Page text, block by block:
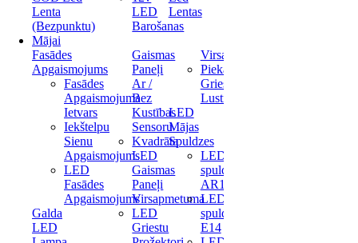
Lenta
(Bezpunktu)
LED
Barošanas
Lentas
Mājai
Fasādes
Apgaismojums
Fasādes
Apgaismojuma
Ietvars
Iekštelpu
Sienu
Apgaismojums
LED
Fasādes
Apgaismojums
Galda
LED
Gaismas
Paneļi
Ar /
Bez
Kustības
Sensoru
Kvadrāta
LED
Gaismas
Paneļi
Virsapmetuma
LED
Griestu
Virsapmetuma
Piekaramas
Griestu
Lustras
LED
Mājas
Spuldzes
LED
spuldze
AR111
LED
spuldze
E14